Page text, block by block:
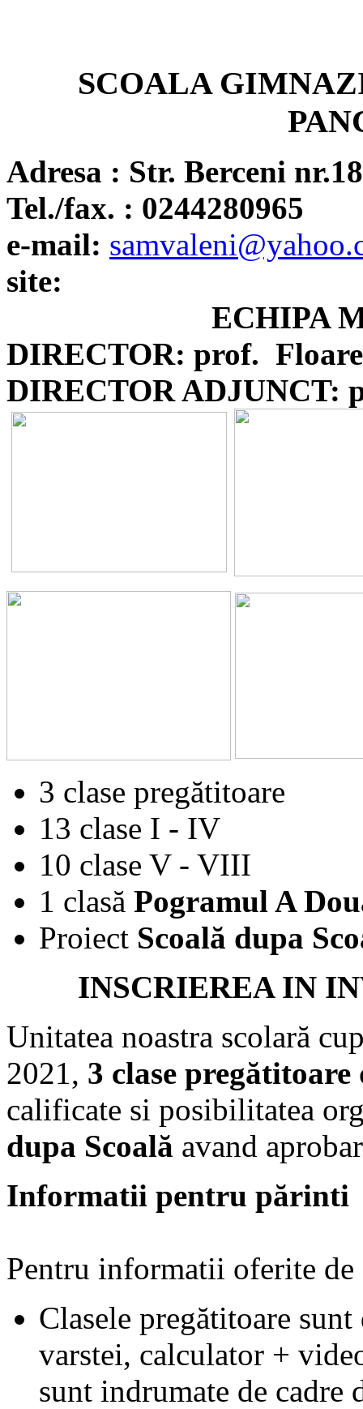
SCOALA
Adresa : Str. Berceni nr.18
Tel./fax. : 0244280965
e-mail:
site:
ECHIPA
DIRECTOR: prof.
DIRECTOR ADJUNCT:
3 clase pregătitoare
13 clase I - IV
10 clase V - VIII
1 clasă Pogramul A Do
Proiect Scoală dupa Sc
INSCRIEREA IN
Unitatea noastra scolară
2021 , 3 clase pregătitoare
calificate si posibilitatea
dupa Scoală avand
Informatii pentru părinti
Pentru informatii oferite de
Clasele pregătitoare
varstei, calculator +
sunt indrumate de cadre